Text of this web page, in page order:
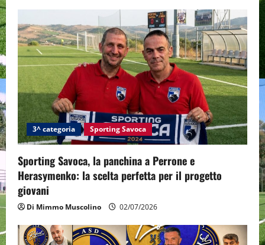
3^ categoria Sporting Savoca
Sporting Savoca, la panchina a Perrone e
Herasymenko: la scelta perfetta per il progetto
giovani
Di Mimmo Muscolino 02/07/2026